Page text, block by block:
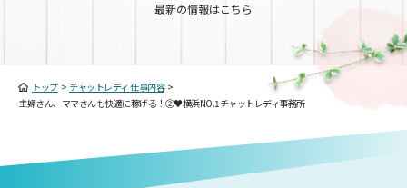
最新の情報はこちら
トップ> チャットレディ 仕事内容>
主婦さん、ママさんも快適に稼げる！②♥横浜NO.1チャットレディ事務所